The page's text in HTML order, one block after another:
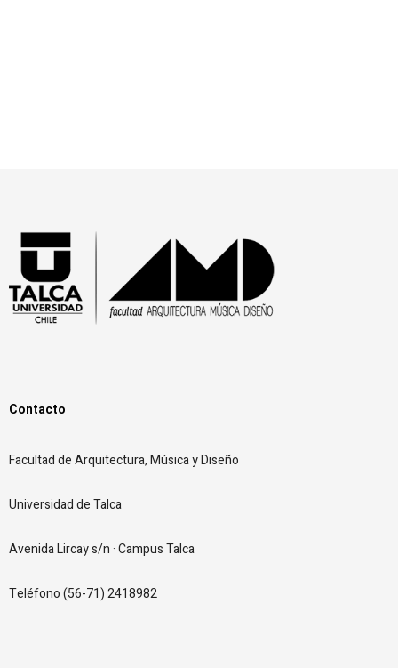
Contacto
Facultad de Arquitectura,Música y Diseño
Universidad de Talca
Avenida Lircay s/n · Campus Talca
Teléfono (56-71) 2418982